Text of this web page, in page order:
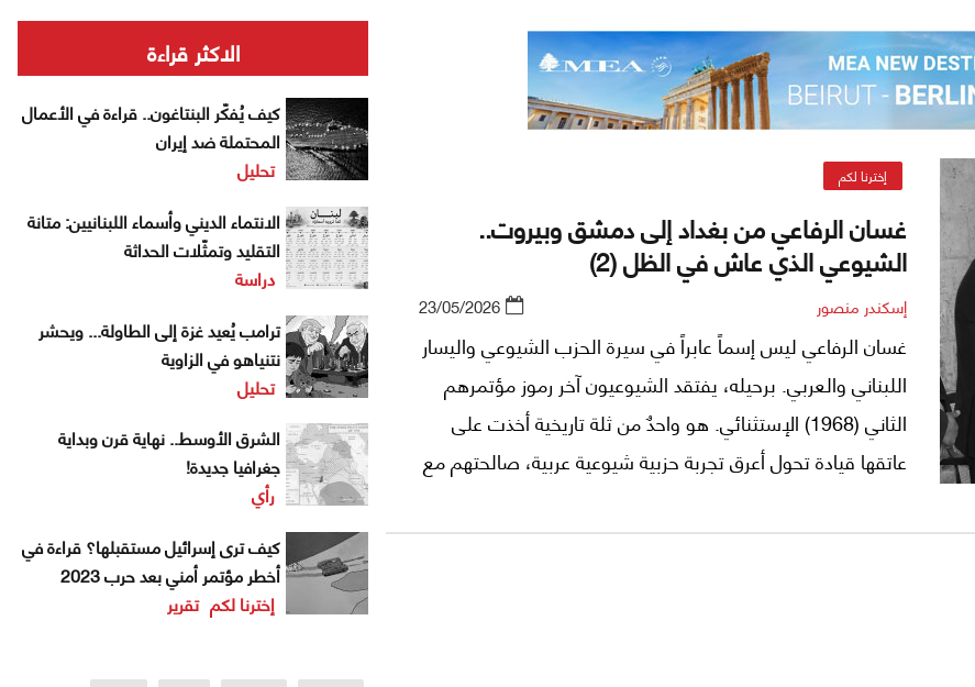
إخترنا لكم
غسان الرفاعي من بغداد إلى دمشق وبيروت..
الشيوعي الذي عاش في الظل (2)
إسكندر منصور 23/05/2026
غسان الرفاعي ليس إسماً عابراً في سيرة الحزب الشيوعي واليسار
اللبناني والعربي. برحيله، يفتقد الشيوعيون آخر رموز مؤتمرهم
الثاني (1968) الإستثنائي. هو واحدٌ من ثلة تاريخية أخذت على
عاتقها قيادة تحول أعرق تجربة حزبية شيوعية عربية، صالحتهم مع
الوقت نفسه، كان "الرفيق غسان" شاهداً على تشظي الحزب
الاكثر قراءة
كيف يُفكّر البنتاغون.. قراءة في الأعمال
المحتملة ضد إيران
تحليل
الانتماء الديني وأسماء اللبنانيين: متانة
التقليد وتمثّلات الحداثة
دراسة
ترامب يُعيد غزة إلى الطاولة... ويحشر
نتنياهو في الزاوية
تحليل
الشرق الأوسط.. نهاية قرن وبداية
جغرافيا جديدة!
رأي
كيف ترى إسرائيل مستقبلها؟ قراءة في
أخطر مؤتمر أمني بعد حرب 2023
إخترنا لكم تقرير